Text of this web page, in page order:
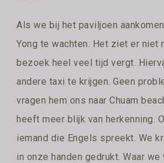
Als we bij het paviljoen
Yong te wachten. Het ziet er niet
bezoek heel veel tijd vergt.
andere taxi te krijgen. Geen
vragen hem ons naar Chuam
heeft meer blijk van herkenning.
iemand die Engels spreekt. We
in onze handen gedrukt. Waar we